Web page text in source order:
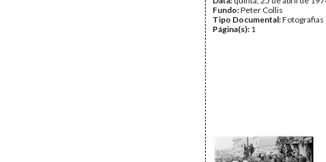
Fundo:Peter Collis
Tipo Documental:Fotografias
Página(s): 1